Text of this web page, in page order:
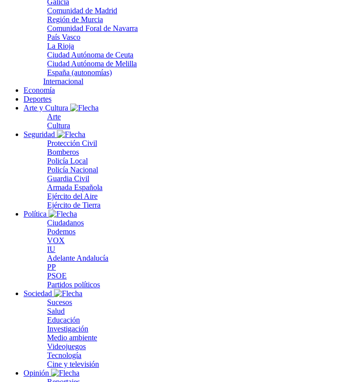
Galicia
Comunidad de Madrid
Región de Murcia
Comunidad Foral de Navarra
País Vasco
La Rioja
Ciudad Autónoma de Ceuta
Ciudad Autónoma de Melilla
España (autonomías)
Internacional
Economía
Deportes
Arte y Cultura
Arte
Cultura
Seguridad
Protección Civil
Bomberos
Policía Local
Policía Nacional
Guardia Civil
Armada Española
Ejército del Aire
Ejército de Tierra
Política
Ciudadanos
Podemos
VOX
IU
Adelante Andalucía
PP
PSOE
Partidos políticos
Sociedad
Sucesos
Salud
Educación
Investigación
Medio ambiente
Videojuegos
Tecnología
Cine y televisión
Opinión